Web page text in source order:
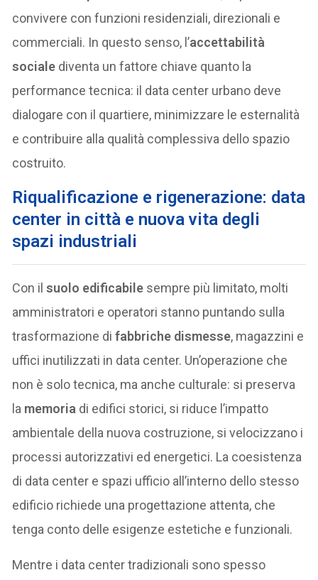
convivere con funzioni residenziali, direzionali e
commerciali. In questo senso, l’accettabilità
sociale diventa un fattore chiave quanto la
performance tecnica: il data center urbano deve
dialogare con il quartiere, minimizzare le esternalità
e contribuire alla qualità complessiva dello spazio
costruito.
Riqualificazione e rigenerazione: data
center in città e nuova vita degli
spazi industriali
Con ilsuolo edificabile sempre più limitato, molti
amministratori e operatori stanno puntando sulla
trasformazione difabbriche dismesse, magazzini e
uffici inutilizzati in data center. Un’operazione che
non è solo tecnica, ma anche culturale: si preserva
la memoria di edifici storici, si riduce l’impatto
ambientale della nuova costruzione, si velocizzano i
processi autorizzativi ed energetici. La coesistenza
di data center e spazi ufficio all’interno dello stesso
edificio richiede una progettazione attenta, che
tenga conto delle esigenze estetiche e funzionali.
Mentre i data center tradizionali sono spesso